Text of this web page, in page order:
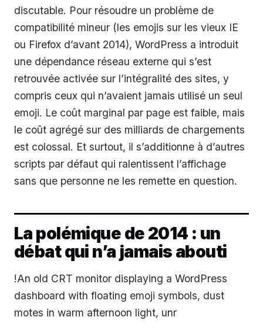
discutable. Pour résoudre un problème de
compatibilité mineur (les emojis sur les vieux IE
ou Firefox d’avant 2014), WordPress a introduit
une dépendance réseau externe qui s’est
retrouvée activée sur l’intégralité des sites, y
compris ceux qui n’avaient jamais utilisé un seul
emoji. Le coût marginal par page est faible, mais
le coût agrégé sur des milliards de chargements
est colossal. Et surtout, il s’additionne à d’autres
scripts par défaut qui ralentissent l’affichage
sans que personne ne les remette en question.
La polémique de 2014 : un
débat qui n’a jamais abouti
!An old CRT monitor displaying a WordPress
dashboard with floating emoji symbols, dust
motes in warm afternoon light, unr